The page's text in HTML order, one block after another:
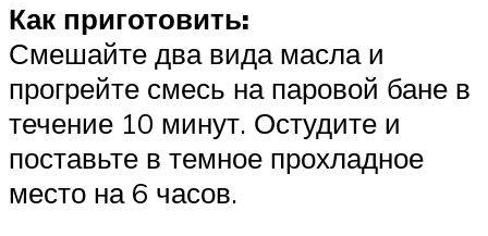
Как приготовить:
Смешайте два вида масла и
прогрейте смесь на паровой бане в
течение 10 минут. Остудите и
поставьте в темное прохладное
место на 6 часов.